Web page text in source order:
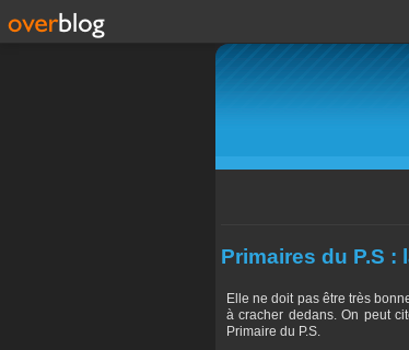
Primaires du P.S
Elle ne doit pas être très
à cracher dedans. On peut
Primaire du P.S.